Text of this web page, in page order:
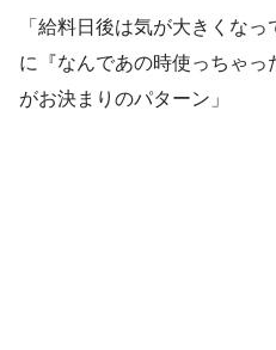
「給料日後は気が大きくな
に『なんであの時使っちゃ
がお決まりのパターン」